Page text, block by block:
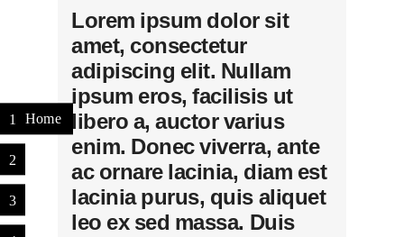
Lorem ipsum dolor sit
amet, consectetur
adipiscing elit. Nullam
ipsum eros, facilisis ut
libero a, auctor varius
enim. Donec viverra, ante
ac ornare lacinia, diam est
lacinia purus, quis aliquet
leo ex sed massa. Duis
1 Home
2
3